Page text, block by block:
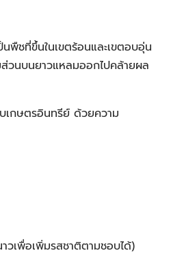
พืชที่ขึ้นในเขตร้อนและเขตอบอุ่น
นบนยาวแหลมออกไปคล้ายผล
เกษตรอินทรีย์ ด้วยความ
วเพื่อเพิ่มรสชาติตามชอบได้)